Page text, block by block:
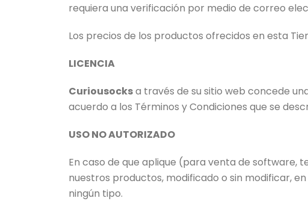
requiera una verificación por medio de correo
Los precios de los productos ofrecidos en esta
LICENCIA
Curiousocksa través de su sitio web concede
acuerdo a los Términos y Condiciones que se
USO NO AUTORIZADO
En caso de que aplique (para venta de
nuestros productos, modificado o sin modificar,
ningún tipo.